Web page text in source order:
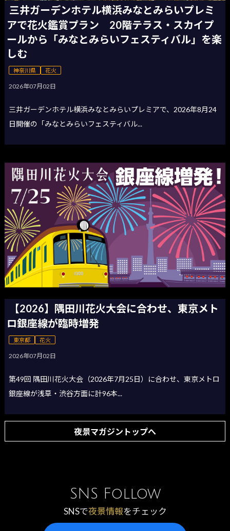
三井ガーデンホテル横浜みなとみらいプレミ
アで花火鑑賞プラン 20階テラス・スカイプ
ールから「みなとみらいフェスティバル」を楽
しむ
神奈川県 花火
2026年07月02日
三井ガーデンホテル横浜みなとみらいプレミアで、2026年8月24
日開催の「みなとみらいフェスティバル...
【2026】隅田川花火大会に合わせ、東京メト
ロ銀座線が臨時増発
東京都 花火
2026年07月02日
第49回 隅田川花火大会（2026年7月25日）に合わせ、東京メトロ
銀座線が浅草・渋谷方面に計96本...
夜景マガジントップへ
SNS Follow
SNSで夜景情報をチェック